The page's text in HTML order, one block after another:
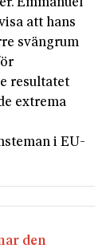
Emmanuel
att hans
svängrum
resultatet
extrema
i EU-
den